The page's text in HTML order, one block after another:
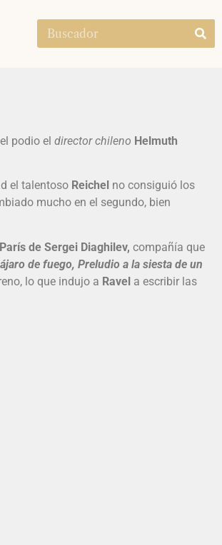
podio el director chileno Helmuth
el talentoso Reichel no consiguió los
mucho en el segundo, bien
de Sergei Diaghilev, compañía que
de fuego, Preludio a la siesta de un
lo que indujo a Ravel a escribir las